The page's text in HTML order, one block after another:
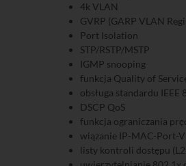
4k VLAN
GVRP (GARP VLAN
Port Isolation
STP/RSTP/MSTP
IGMP snooping
funkcja Quality of
obsługa standardu IEEE
DSCP QoS
funkcja ograniczania
wiązanie IP-MAC-Port-
listy kontroli dostępu